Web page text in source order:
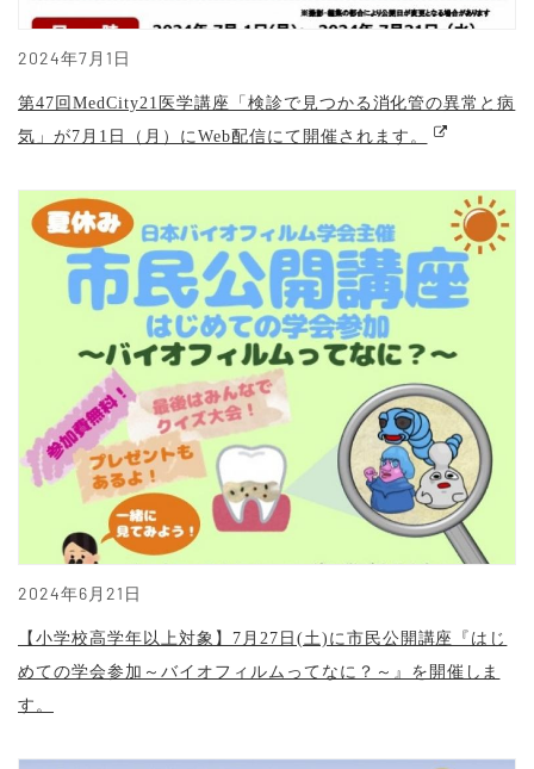
2024年7月1日
第47回MedCity21医学講座「検診で見つかる消化管の異常と病
気」が7月1日（月）にWeb配信にて開催されます。
2024年6月21日
【小学校高学年以上対象】7月27日(土)に市民公開講座『はじ
めての学会参加～バイオフィルムってなに？～』を開催しま
す。